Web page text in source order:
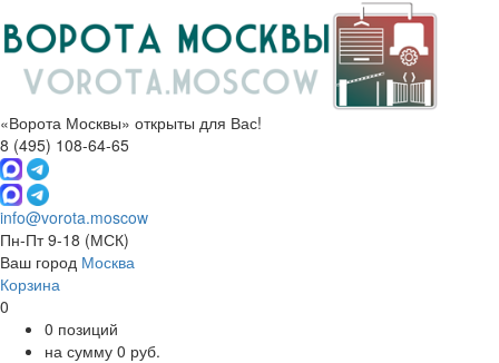
«Ворота Москвы» открыты для Вас!
8 (495) 108-64-65
info@vorota.moscow
Пн-Пт 9-18 (МСК)
Ваш город Москва
Корзина
0
0 позиций
на сумму 0 руб.